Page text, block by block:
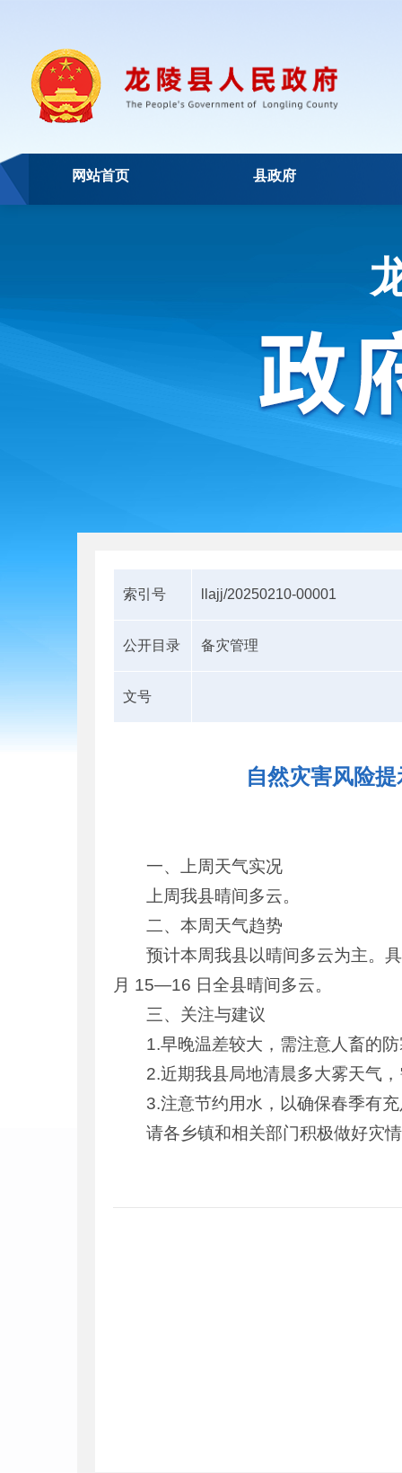
网站首页 县政府
索引号 llajj/20250210-00001
公开目录 备灾管理
文号
自然灾害风险
一、上周天气实况
上周我县晴间多云。
二、本周天气趋势
预计本周我县以晴间多云为主。
月 15—16 日全县晴间多云。
三、关注与建议
1.早晚温差较大，需注意人畜的
2.近期我县局地清晨多大雾天气
3.注意节约用水，以确保春季有
请各乡镇和相关部门积极做好灾